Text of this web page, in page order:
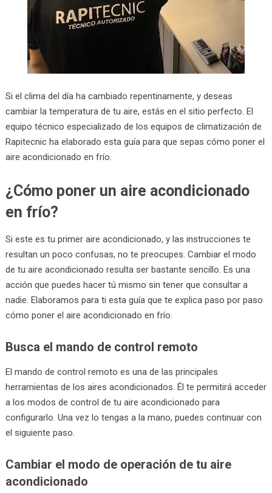
Si el clima del día ha cambiado repentinamente, y deseas
cambiar la temperatura de tu aire, estás en el sitio perfecto. El
equipo técnico especializado de los equipos de climatización de
Rapitecnic ha elaborado esta guía para que sepas cómo poner el
aire acondicionado en frío.
¿Cómo poner un aire acondicionado
en frío?
Si este es tu primer aire acondicionado, y las instrucciones te
resultan un poco confusas, no te preocupes. Cambiar el modo
de tu aire acondicionado resulta ser bastante sencillo. Es una
acción que puedes hacer tú mismo sin tener que consultar a
nadie. Elaboramos para ti esta guía que te explica paso por paso
cómo poner el aire acondicionado en frío.
Busca el mando de control remoto
El mando de control remoto es una de las principales
herramientas de los aires acondicionados. Él te permitirá acceder
a los modos de control de tu aire acondicionado para
configurarlo. Una vez lo tengas a la mano, puedes continuar con
el siguiente paso.
Cambiar el modo de operación de tu aire
acondicionado